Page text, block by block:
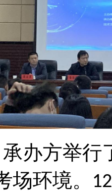
承办方举
场环境。
12